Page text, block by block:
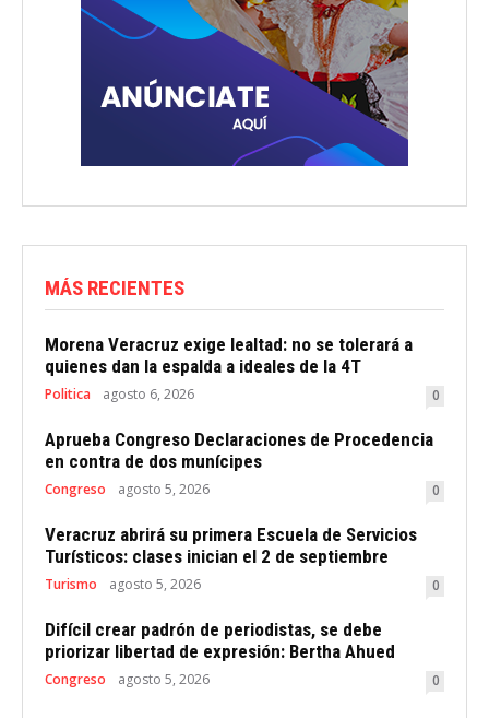
MÁS RECIENTES
Morena Veracruz exige lealtad: no se tolerará a
quienes dan la espalda a ideales de la 4T
Politica agosto 6, 2026 0
Aprueba Congreso Declaraciones de Procedencia
en contra de dos munícipes
Congreso agosto 5, 2026 0
Veracruz abrirá su primera Escuela de Servicios
Turísticos: clases inician el 2 de septiembre
Turismo agosto 5, 2026 0
Difícil crear padrón de periodistas, se debe
priorizar libertad de expresión: Bertha Ahued
Congreso agosto 5, 2026 0